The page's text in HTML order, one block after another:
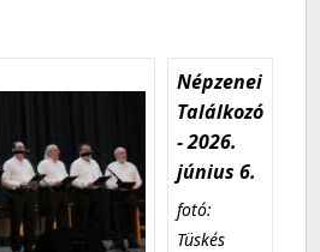
Népzenei
Találkozó
- 2026.
június 6.
fotó:
Tüskés